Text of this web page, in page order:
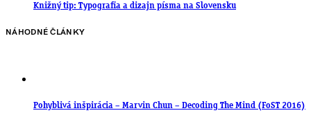
Knižný tip: Typografia a dizajn písma na Slovensku
NÁHODNÉ ČLÁNKY
Pohyblivá inšpirácia – Marvin Chun – Decoding The Mind (FoST 2016)